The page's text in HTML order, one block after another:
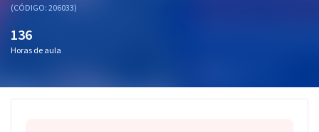
Mentorias
(CÓDIGO: 206033)
136
Horas de aula